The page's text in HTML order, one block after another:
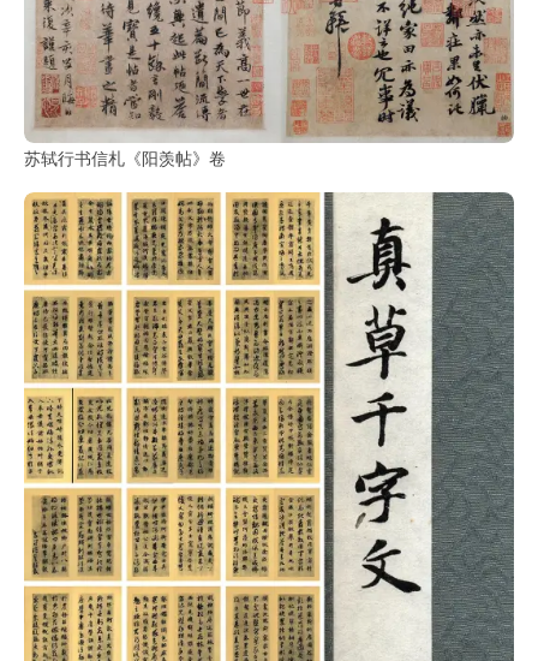
苏轼行书信札《阳羡帖》卷
子
部
集
工
具
查
询
/
Tool
Query
书
法
字
典
查
字